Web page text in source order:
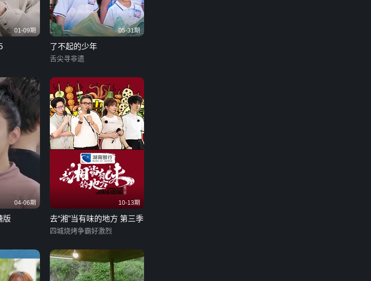
01-09期 05-31期
了不起的少年
舌尖寻非遗
04-06期
版
10-13期
去“湘”当有味的地方 第三季
四城烧烤争霸好激烈